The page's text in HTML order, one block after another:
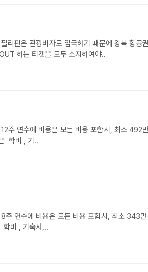
하는 티켓을 모두 소지하여야..
학비 , 기..
비 , 기숙사,..